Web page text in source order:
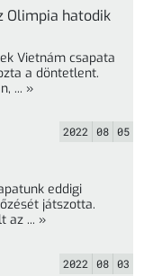
Olimpia hatodik
Vietnám csapata
a döntetlent.
Ellenfele nem volt ambiciózus a partiban, ... »
2022 08 05
eddigi
játszotta.
Mindegyik táblán végig a kezünkben volt az ... »
2022 08 03